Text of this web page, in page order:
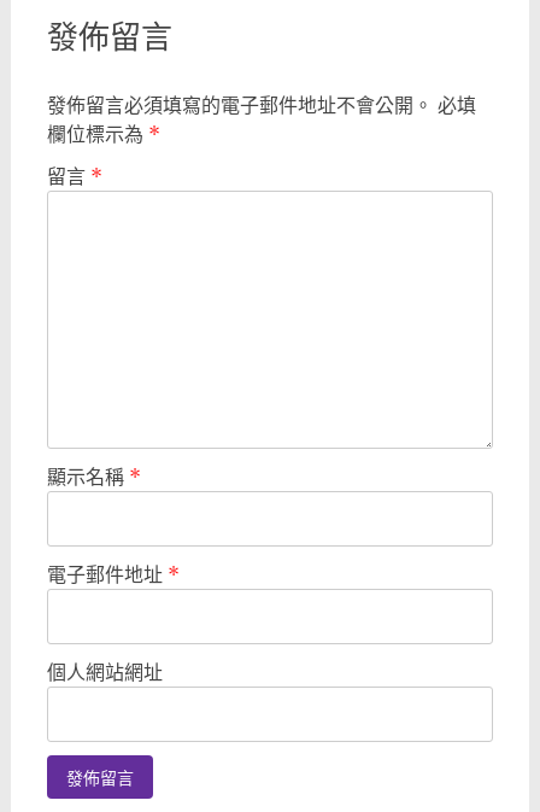
發佈留言
發佈留言必須填寫的電子郵件地址不會公開。 必填
欄位標示為 *
留言 *
顯示名稱 *
電子郵件地址 *
個人網站網址